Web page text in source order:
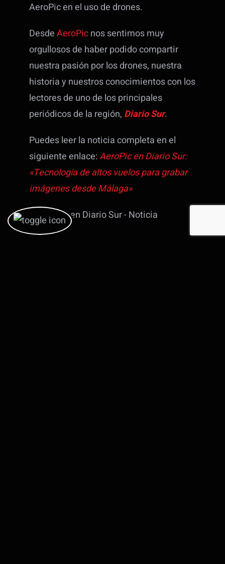
AeroPic en el uso de drones.
DesdeAeroPicnos sentimos muy
orgullosos de haber podido compartir
nuestra pasión por los drones, nuestra
historia y nuestros conocimientos con los
lectores de uno de los principales
periódicos de la región, Diario Sur.
Puedes leer la noticia completa en el
siguiente enlace:AeroPic en Diario Sur:
«Tecnología de altos vuelos para grabar
imágenes desde Málaga»